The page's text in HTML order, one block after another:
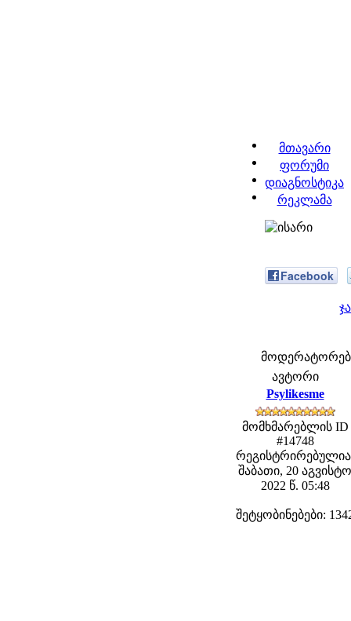
მთავარი
ფორუმი
დიაგნოსტიკა
რეკლამა
Facebook
ავტორი
Psylikesme
მომხმარებლის ID
#14748
შაბათი, 20 აგვისტო
2022 წ. 05:48
შეტყობინებები: